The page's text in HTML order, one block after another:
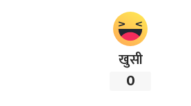
खुसी
0